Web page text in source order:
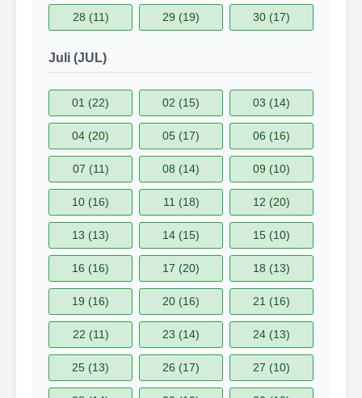
28 (11) 29 (19) 30 (17)
Juli (JUL)
01 (22) 02 (15) 03 (14)
04 (20) 05 (17) 06 (16)
07 (11) 08 (14) 09 (10)
10 (16) 11 (18) 12 (20)
13 (13) 14 (15) 15 (10)
16 (16) 17 (20) 18 (13)
19 (16) 20 (16) 21 (16)
22 (11) 23 (14) 24 (13)
25 (13) 26 (17) 27 (10)